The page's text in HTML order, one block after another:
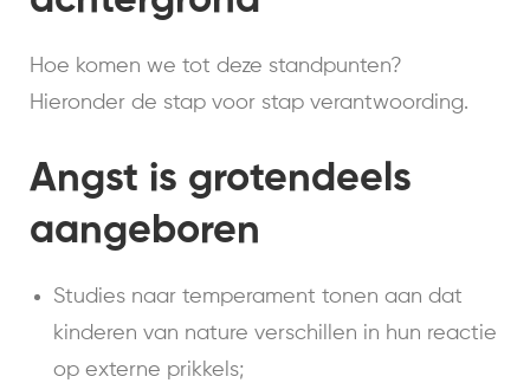
Hoe komen we tot deze standpunten?
Hieronder de stap voor stap verantwoording.
Angst is grotendeels
aangeboren
Studies naar temperament tonen aan dat
kinderen van nature verschillen in hun reactie
op externe prikkels;